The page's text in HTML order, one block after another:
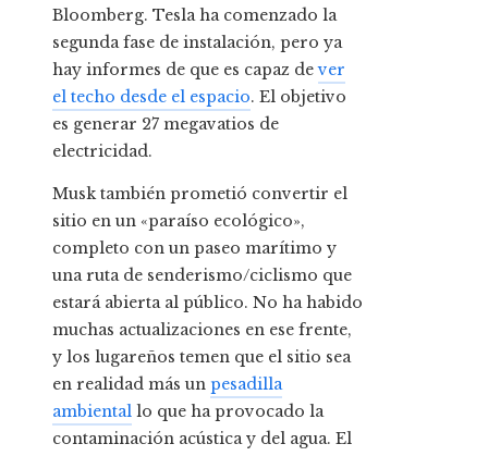
Bloomberg. Tesla ha comenzado la
segunda fase de instalación, pero ya
hay informes de que es capaz dever
el techo desde el espacio. El objetivo
es generar 27 megavatios de
electricidad.
Musk también prometió convertir el
sitio en un «paraíso ecológico»,
completo con un paseo marítimo y
una ruta de senderismo/ciclismo que
estará abierta al público. No ha habido
muchas actualizaciones en ese frente,
y los lugareños temen que el sitio sea
en realidad más un pesadilla
ambiental lo que ha provocado la
contaminación acústica y del agua. El